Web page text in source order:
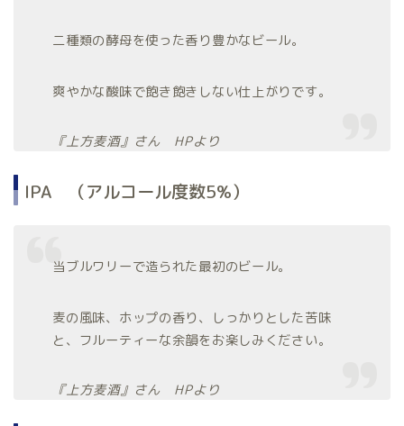
二種類の酵母を使った香り豊かなビール。
爽やかな酸味で飽き飽きしない仕上がりです。
『上方麦酒』さん HPより
IPA （アルコール度数5%）
当ブルワリーで造られた最初のビール。
麦の風味、ホップの香り、しっかりとした苦味
と、フルーティーな余韻をお楽しみください。
『上方麦酒』さん HPより